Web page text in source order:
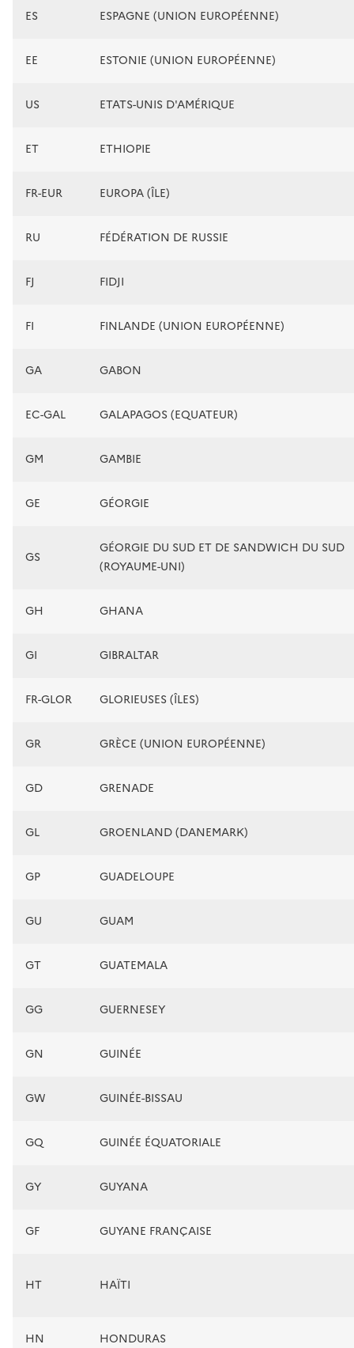
ES ESPAGNE (UNION EUROPÉENNE)
EE ESTONIE (UNION EUROPÉENNE)
US ETATS-UNIS D'AMÉRIQUE
ET ETHIOPIE
FR-EUR EUROPA (ÎLE)
RU FÉDÉRATION DE RUSSIE
FJ FIDJI
FI FINLANDE (UNION EUROPÉENNE)
GA GABON
EC-GAL GALAPAGOS (EQUATEUR)
GM GAMBIE
GE GÉORGIE
GS
GÉORGIE DU SUD ET DE SANDWICH DU SUD
(ROYAUME-UNI)
GH GHANA
GI GIBRALTAR
FR-GLOR GLORIEUSES (ÎLES)
GR GRÈCE (UNION EUROPÉENNE)
GD GRENADE
GL GROENLAND (DANEMARK)
GP GUADELOUPE
GU GUAM
GT GUATEMALA
GG GUERNESEY
GN GUINÉE
GW GUINÉE-BISSAU
GQ GUINÉE ÉQUATORIALE
GY GUYANA
GF GUYANE FRANÇAISE
HT HAÏTI
HN HONDURAS